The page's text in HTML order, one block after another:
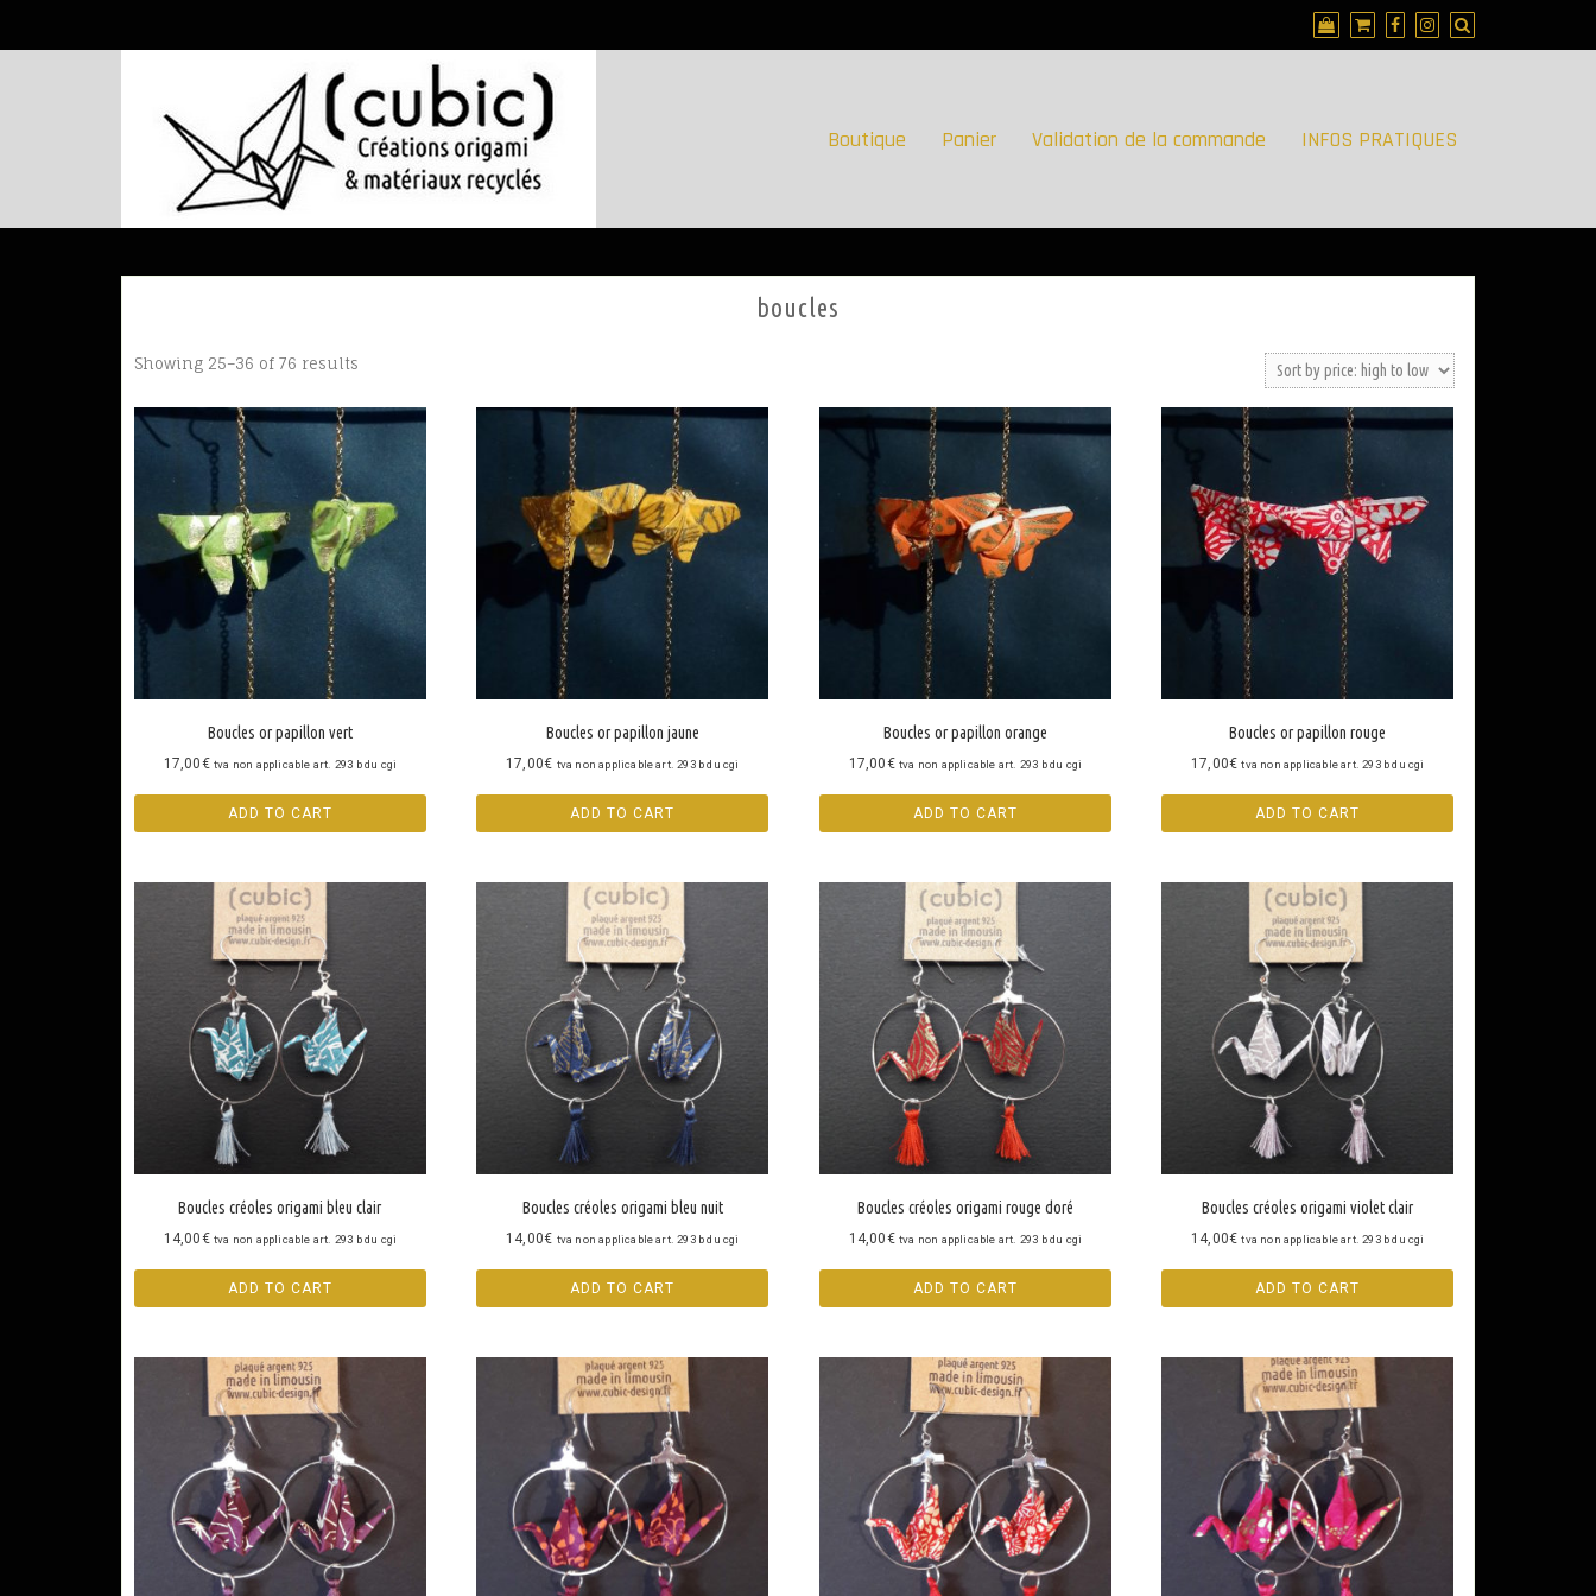
Boutique Panier Validation de la commande INFOS PRATIQUES
boucles
Showing 25–36 of 76 results
Boucles or papillon vert
17,00€ tva non applicable art. 293 b du cgi
ADD TO CART
Boucles or papillon jaune
17,00€ tva non applicable art. 293 b du cgi
ADD TO CART
Boucles or papillon orange
17,00€ tva non applicable art. 293 b du cgi
ADD TO CART
Boucles or papillon rouge
17,00€ tva non applicable art. 293 b du cgi
ADD TO CART
Boucles créoles origami bleu clair
14,00€ tva non applicable art. 293 b du cgi
ADD TO CART
Boucles créoles origami bleu nuit
14,00€ tva non applicable art. 293 b du cgi
ADD TO CART
Boucles créoles origami rouge doré
14,00€ tva non applicable art. 293 b du cgi
ADD TO CART
Boucles créoles origami violet clair
14,00€ tva non applicable art. 293 b du cgi
ADD TO CART